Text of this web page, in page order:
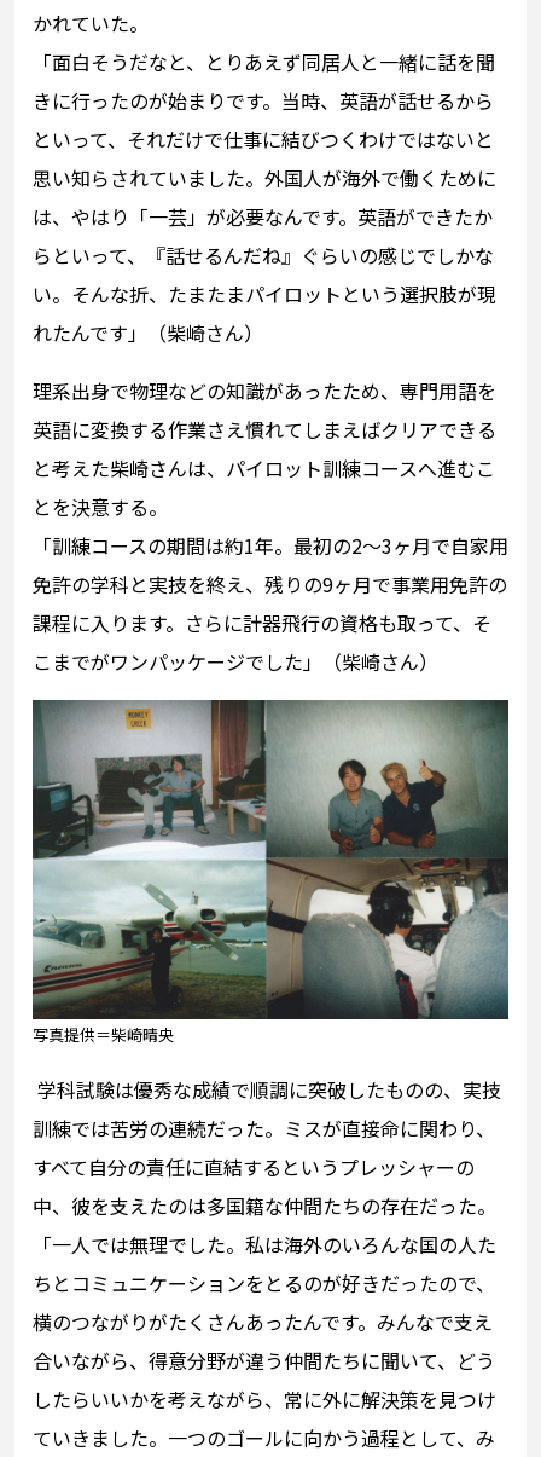
かれていた。
「面白そうだなと、とりあえず同居人と一緒に話を聞
きに行ったのが始まりです。当時、英語が話せるから
といって、それだけで仕事に結びつくわけではないと
思い知らされていました。外国人が海外で働くために
は、やはり「一芸」が必要なんです。英語ができたか
らといって、『話せるんだね』ぐらいの感じでしかな
い。そんな折、たまたまパイロットという選択肢が現
れたんです」（柴崎さん）
理系出身で物理などの知識があったため、専門用語を
英語に変換する作業さえ慣れてしまえばクリアできる
と考えた柴崎さんは、パイロット訓練コースへ進むこ
とを決意する。
「訓練コースの期間は約1年。最初の2〜3ヶ月で自家用
免許の学科と実技を終え、残りの9ヶ月で事業用免許の
課程に入ります。さらに計器飛行の資格も取って、そ
こまでがワンパッケージでした」（柴崎さん）
写真提供＝柴崎晴央
学科試験は優秀な成績で順調に突破したものの、実技
訓練では苦労の連続だった。ミスが直接命に関わり、
すべて自分の責任に直結するというプレッシャーの
中、彼を支えたのは多国籍な仲間たちの存在だった。
「一人では無理でした。私は海外のいろんな国の人た
ちとコミュニケーションをとるのが好きだったので、
横のつながりがたくさんあったんです。みんなで支え
合いながら、得意分野が違う仲間たちに聞いて、どう
したらいいかを考えながら、常に外に解決策を見つけ
ていきました。一つのゴールに向かう過程として、み